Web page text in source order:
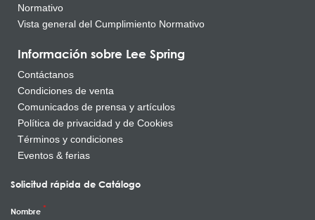
Normativo
Vista general del Cumplimiento Normativo
Información sobre Lee Spring
Contáctanos
Condiciones de venta
Comunicados de prensa y artículos
Política de privacidad y de Cookies
Términos y condiciones
Eventos & ferias
Solicitud rápida de Catálogo
Nombre